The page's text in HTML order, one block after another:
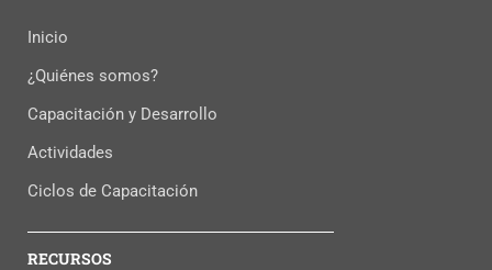
Inicio
¿Quiénes somos?
Capacitación y Desarrollo
Actividades
Ciclos de Capacitación
RECURSOS